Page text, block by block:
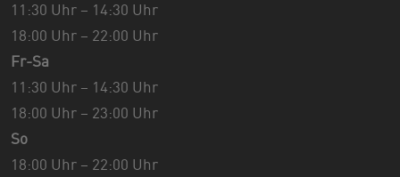
11:30 Uhr – 14:30 Uhr
18:00 Uhr – 22:00 Uhr
Fr-Sa
11:30 Uhr – 14:30 Uhr
18:00 Uhr – 23:00 Uhr
So
18:00 Uhr – 22:00 Uhr